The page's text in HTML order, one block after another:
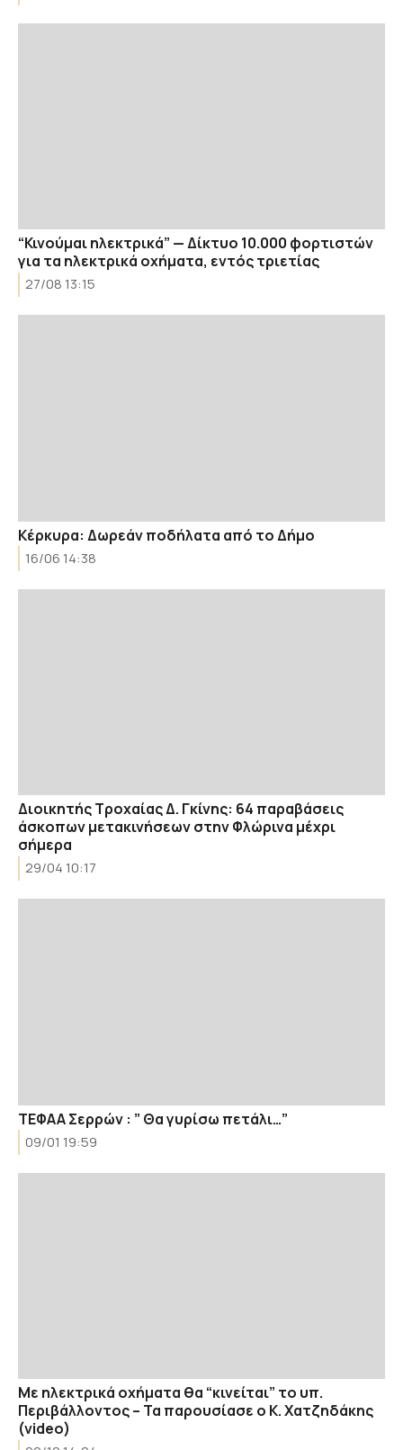
“Κινούμαι ηλεκτρικά” — Δίκτυο 10.000 φορτιστών
για τα ηλεκτρικά οχήματα, εντός τριετίας
27/08 13:15
Κέρκυρα: Δωρεάν ποδήλατα από το Δήμο
16/06 14:38
Διοικητής Τροχαίας Δ. Γκίνης: 64 παραβάσεις
άσκοπων μετακινήσεων στην Φλώρινα μέχρι
σήμερα
29/04 10:17
ΤΕΦΑΑ Σερρών : ” Θα γυρίσω πετάλι…”
09/01 19:59
Με ηλεκτρικά οχήματα θα “κινείται” το υπ.
Περιβάλλοντος – Τα παρουσίασε ο Κ. Χατζηδάκης
(video)